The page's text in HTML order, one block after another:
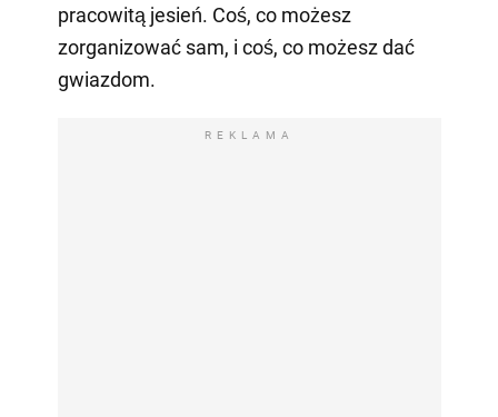
pracowitą jesień. Coś, co możesz
zorganizować sam, i coś, co możesz dać
gwiazdom.
REKLAMA